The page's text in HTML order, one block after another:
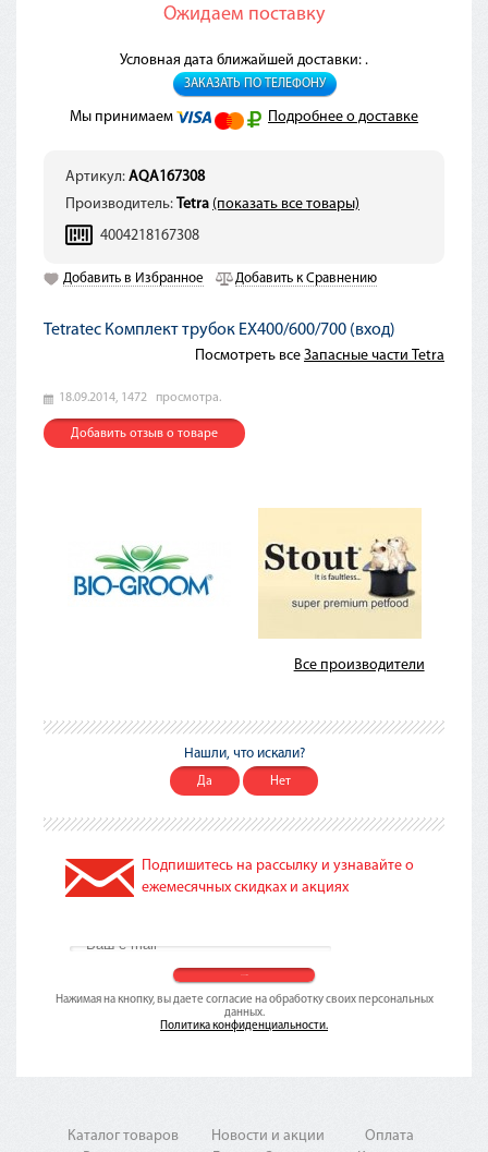
Ожидаем поставку
Условная дата ближайшей доставки: .
ЗАКАЗАТЬ ПО ТЕЛЕФОНУ
Мы принимаем Подробнее о доставке
Артикул: AQA167308
Производитель: Tetra (показать все товары)
4004218167308
Добавить в Избранное Добавить к Сравнению
Tetratec Комплект трубок EX400/600/700 (вход)
Посмотреть все Запасные части Tetra
18.09.2014, 1472 просмотра.
Добавить отзыв о товаре
Все производители
Нашли, что искали?
Да Нет
Подпишитесь на рассылку и узнавайте о
ежемесячных скидках и акциях
Нажимая на кнопку, вы даете согласие на обработку своих персональных
данных.
Политика конфиденциальности.
Каталог товаров
Новости и акции
Оплата